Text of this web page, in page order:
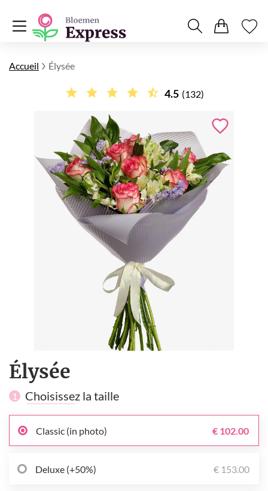
Accueil Élysée
4.5 (132)
Élysée
1 Choisissez la taille
Classic (in photo) € 102.00
Deluxe (+50%) € 153.00